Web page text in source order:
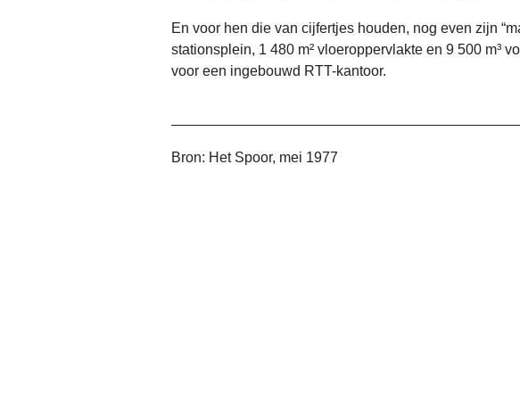
En voor hen die van cijfertjes houden, nog even zijn
stationsplein, 1 480 m² vloeroppervlakte en 9 500 m³
voor een ingebouwd RTT-kantoor.
Bron: Het Spoor, mei 1977